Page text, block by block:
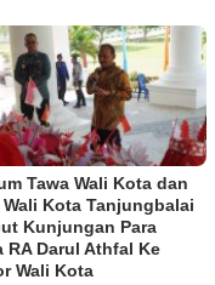
Tawa Wali Kota dan
Wali Kota Tanjungbalai
Kunjungan Para
RA Darul Athfal Ke
Wali Kota